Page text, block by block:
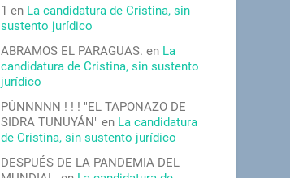
1 en La candidatura de Cristina, sin
sustento jurídico
ABRAMOS EL PARAGUAS. en La
candidatura de Cristina, sin sustento
jurídico
PÚNNNNN ! ! ! "EL TAPONAZO DE
SIDRA TUNUYÁN" en La candidatura
de Cristina, sin sustento jurídico
DESPUÉS DE LA PANDEMIA DEL